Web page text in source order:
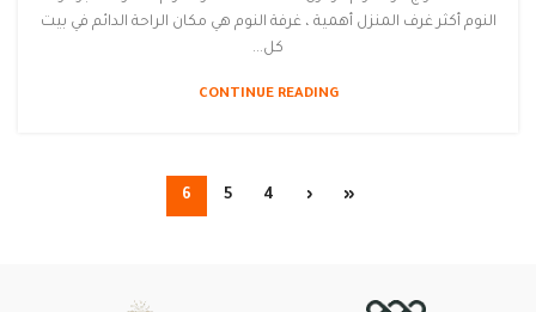
النوم أكثر غرف المنزل أهمية ، غرفة النوم هي مكان الراحة الدائم في بيت
كل...
CONTINUE READING
«
‹
4
5
6